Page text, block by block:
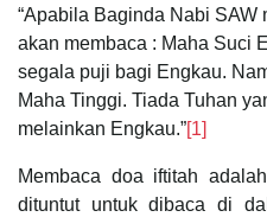
“Apabila Baginda Nabi SAW
akan membaca : Maha Suci
segala puji bagi Engkau.
Maha Tinggi. Tiada Tuhan
melainkan Engkau.”[1]
Membaca doa iftitah
dituntut untuk dibaca di